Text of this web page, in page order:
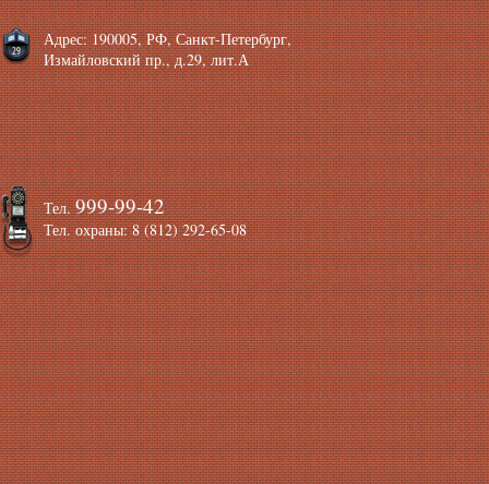
Аренда помещений Фрунзенская
Тел.999-99-42
Тел. охраны: 8 (812) 292-65-08
Адрес: 190005, РФ, Санкт-Петербург,
Измайловский пр., д.29, лит.А